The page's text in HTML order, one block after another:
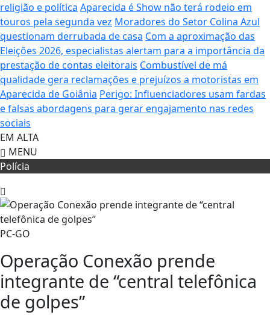
religião e política Aparecida é Show não terá rodeio em
touros pela segunda vez Moradores do Setor Colina Azul
questionam derrubada de casa Com a aproximação das
Eleições 2026, especialistas alertam para a importância da
prestação de contas eleitorais Combustível de má
qualidade gera reclamações e prejuízos a motoristas em
Aparecida de Goiânia Perigo: Influenciadores usam fardas
e falsas abordagens para gerar engajamento nas redes
sociais
EM ALTA
MENU
Polícia
PC-GO
Operação Conexão prende
integrante de “central telefônica
de golpes”